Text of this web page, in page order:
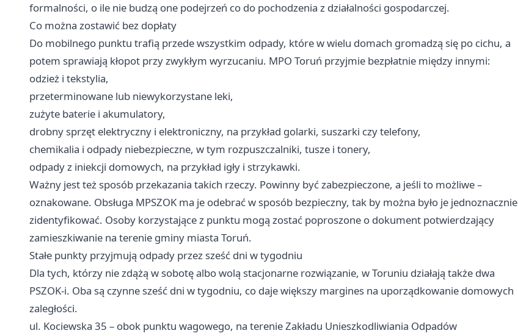
formalności, o ile nie budzą one podejrzeń co do pochodzenia z działalności gospodarczej.
Co można zostawić bez dopłaty
Do mobilnego punktu trafią przede wszystkim odpady, które w wielu domach gromadzą się po cichu, a
potem sprawiają kłopot przy zwykłym wyrzucaniu. MPO Toruń przyjmie bezpłatnie między innymi:
odzież i tekstylia,
przeterminowane lub niewykorzystane leki,
zużyte baterie i akumulatory,
drobny sprzęt elektryczny i elektroniczny, na przykład golarki, suszarki czy telefony,
chemikalia i odpady niebezpieczne, w tym rozpuszczalniki, tusze i tonery,
odpady z iniekcji domowych, na przykład igły i strzykawki.
Ważny jest też sposób przekazania takich rzeczy. Powinny być zabezpieczone, a jeśli to możliwe –
oznakowane. Obsługa MPSZOK ma je odebrać w sposób bezpieczny, tak by można było je jednoznacznie
zidentyfikować. Osoby korzystające z punktu mogą zostać poproszone o dokument potwierdzający
zamieszkiwanie na terenie gminy miasta Toruń.
Stałe punkty przyjmują odpady przez sześć dni w tygodniu
Dla tych, którzy nie zdążą w sobotę albo wolą stacjonarne rozwiązanie, w Toruniu działają także dwa
PSZOK-i. Oba są czynne sześć dni w tygodniu, co daje większy margines na uporządkowanie domowych
zaległości.
ul. Kociewska 35 – obok punktu wagowego, na terenie Zakładu Unieszkodliwiania Odpadów